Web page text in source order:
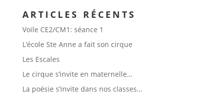
ARTICLES RÉCENTS
Voile CE2/CM1: séance 1
L’école Ste Anne a fait son cirque
Les Escales
Le cirque s’invite en maternelle…
La poésie s’invite dans nos classes…